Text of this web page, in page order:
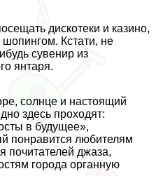
дискотеки и кaзинo,
шопингом. Кстати, не
сувенир из
янтаря.
солнце и настоящий
здесь проходят:
в будущее»,
понравится любителям
почитателей джаза,
города органную